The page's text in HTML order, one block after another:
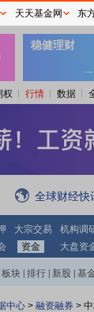
权 行情 数据
全球财经快
大宗交易 机构调
资金 大盘资
板块 排行 新股 基
中心 > 融资融券 >
天天基金网 东